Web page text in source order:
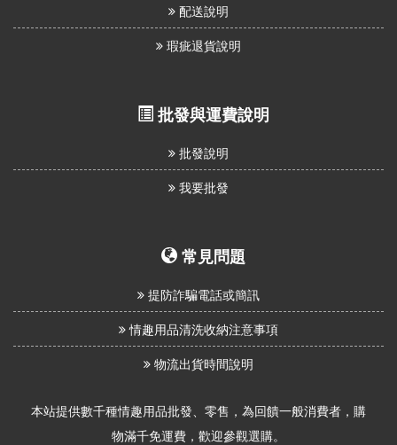
配送說明
瑕疵退貨說明
批發與運費說明
批發說明
我要批發
常見問題
提防詐騙電話或簡訊
情趣用品清洗收納注意事項
物流出貨時間說明
本站提供數千種情趣用品批發、零售，為回饋一般消費者，購
物滿千免運費，歡迎參觀選購。